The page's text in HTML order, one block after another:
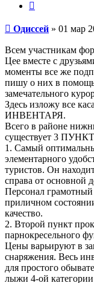
Одиссей » 01 мар
Всем участникам
Цее вместе с
моменты все же
пишу о них в помощь
замечательного
Здесь изложу все
ИНВЕНТАРЯ.
Всего в районе
существует 3
1. Самый
элементарного
туристов. Он
справа от основной
Персонал
приличном
качество.
2. Второй пункт
парнокресельного
Цены варьируют в
снаряжения. Весь
для простого
лыжи 4-ой